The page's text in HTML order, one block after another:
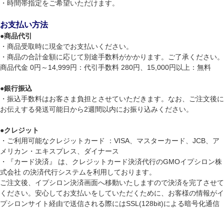
・時間帯指定をご希望いただけます。
お支払い方法
●商品代引
・商品受取時に現金でお支払いください。
・商品の合計金額に応じて別途手数料がかかります。ご了承ください。
商品代金 0円～14,999円：代引手数料 280円、15,000円以上：無料
●銀行振込
・振込手数料はお客さま負担とさせていただきます。なお、ご注文後に
お伝えする発送可能日から2週間以内にお振り込みください。
●クレジット
・ご利用可能なクレジットカード ：VISA、マスターカード、JCB、ア
メリカン・エキスプレス、ダイナース
・『カード決済』 は、クレジットカード決済代行のGMOイプシロン株
式会社 の決済代行システムを利用しております。
ご注文後、イプシロン決済画面へ移動いたしますので決済を完了させて
ください。安心してお支払いをしていただくために、お客様の情報がイ
プシロンサイト経由で送信される際にはSSL(128bit)による暗号化通信